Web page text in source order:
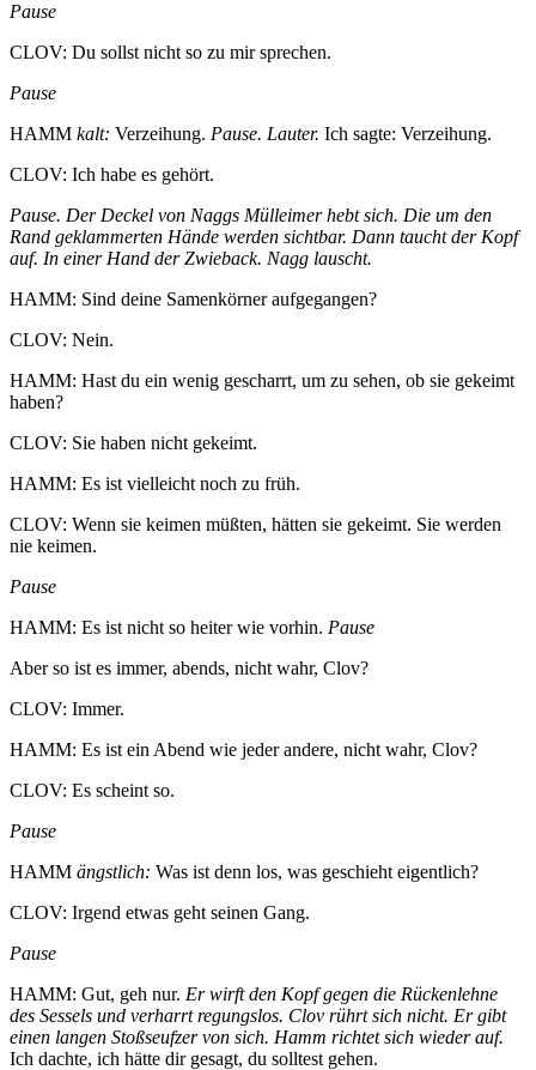
Pause
CLOV: Du sollst nicht so zu mir sprechen.
Pause
HAMM kalt: Verzeihung. Pause. Lauter. Ich sagte: Verzeihung.
CLOV: Ich habe es gehört.
Pause. Der Deckel von Naggs Mülleimer hebt sich. Die um den
Rand geklammerten Hände werden sichtbar. Dann taucht der Kopf
auf. In einer Hand der Zwieback. Nagg lauscht.
HAMM: Sind deine Samenkörner aufgegangen?
CLOV: Nein.
HAMM: Hast du ein wenig gescharrt, um zu sehen, ob sie gekeimt
haben?
CLOV: Sie haben nicht gekeimt.
HAMM: Es ist vielleicht noch zu früh.
CLOV: Wenn sie keimen müßten, hätten sie gekeimt. Sie werden
nie keimen.
Pause
HAMM: Es ist nicht so heiter wie vorhin. Pause
Aber so ist es immer, abends, nicht wahr, Clov?
CLOV: Immer.
HAMM: Es ist ein Abend wie jeder andere, nicht wahr, Clov?
CLOV: Es scheint so.
Pause
HAMM ängstlich: Was ist denn los, was geschieht eigentlich?
CLOV: Irgend etwas geht seinen Gang.
Pause
HAMM: Gut, geh nur. Er wirft den Kopf gegen die Rückenlehne
des Sessels und verharrt regungslos. Clov rührt sich nicht. Er gibt
einen langen Stoßseufzer von sich. Hamm richtet sich wieder auf.
Ich dachte, ich hätte dir gesagt, du solltest gehen.